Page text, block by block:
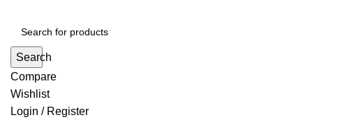
Search
Compare
Wishlist
Login / Register